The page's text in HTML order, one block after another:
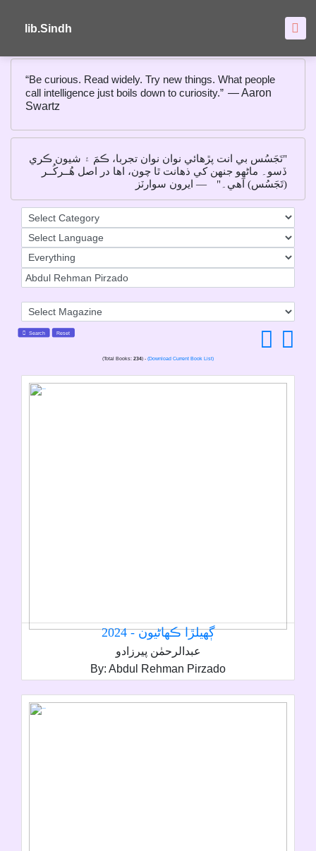
lib.Sindh
“Be curious. Read widely. Try new things. What people
call intelligence just boils down to curiosity.” ― Aaron
Swartz
"تَجَسُس بي انت پڙهائي نوان نوان تجربا، ڪمَ ۽ شيون ڪري
ڏسو۔ ماڻهو جنهن کي ذهانت ٿا چون، اها در اصل هُــرکُــر
(تَجَسُس) آهي۔"
― ايرون سوارٽز
Search Reset
(Total Books: 234) - (Download Current Book List)
ڳھيلڙا ڪھاڻيون - 2024
عبدالرحمٰن پيرزادو
By: Abdul Rehman Pirzado